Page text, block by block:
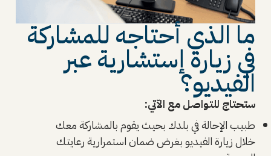
ما الذي أحتاجه للمشاركة
في زيارة إستشارية عبر
الفيديو؟
ستحتاج للتواصل مع الآتي:
طبيب الإحالة في بلدك بحيث يقوم بالمشاركة معك
خلال زيارة الفيديو بغرض ضمان استمرارية رعايتك